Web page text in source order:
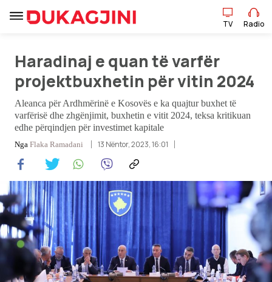
TV
Lajme
Sport
Pikëpamje
Art Jete
Kulturë
Showbiz
TV Radio
Haradinaj e quan të varfër
projektbuxhetin për vitin 2024
Aleanca për Ardhmërinë e Kosovës e ka quajtur buxhet të
varfërisë dhe zhgënjimit, buxhetin e vitit 2024, teksa kritikuan
edhe përqindjen për investimet kapitale
Nga Flaka Ramadani 13 Nëntor, 2023, 16:01